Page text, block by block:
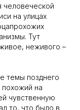
человеческой
на улицах
Тут
неживого –
темы позднего
на
чувственную
то, что было в